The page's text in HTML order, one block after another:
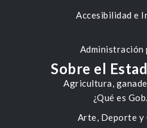
Accesibilidad e
Administración
Agricultura,
Arte, Deporte y
Sobre el
¿Qué es